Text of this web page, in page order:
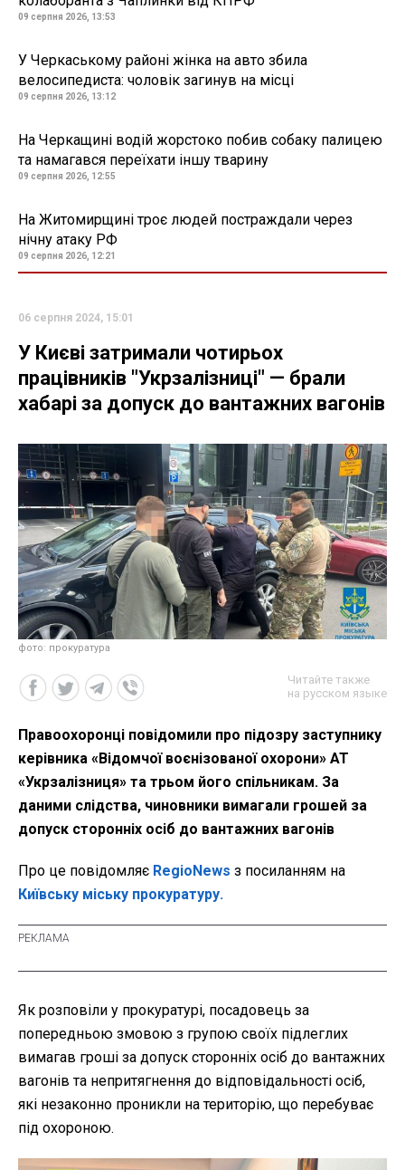
09 серпня 2026, 13:53
У Черкаському районі жінка на авто збила
велосипедиста: чоловік загинув на місці
09 серпня 2026, 13:12
На Черкащині водій жорстоко побив собаку палицею
та намагався переїхати іншу тварину
09 серпня 2026, 12:55
На Житомирщині троє людей постраждали через
нічну атаку РФ
09 серпня 2026, 12:21
06 серпня 2024, 15:01
У Києві затримали чотирьох
працівників "Укрзалізниці" — брали
хабарі за допуск до вантажних вагонів
фото: прокуратура
Читайте также
на русском языке
Правоохоронці повідомили про підозру заступнику
керівника «Відомчої воєнізованої охорони» АТ
«Укрзалізниця» та трьом його спільникам. За
даними слідства, чиновники вимагали грошей за
допуск сторонніх осіб до вантажних вагонів
Про це повідомляє RegioNews з посиланням на
Київську міську прокуратуру.
Як розповіли у прокуратурі, посадовець за
попередньою змовою з групою своїх підлеглих
вимагав гроші за допуск сторонніх осіб до вантажних
вагонів та непритягнення до відповідальності осіб,
які незаконно проникли на територію, що перебуває
під охороною.